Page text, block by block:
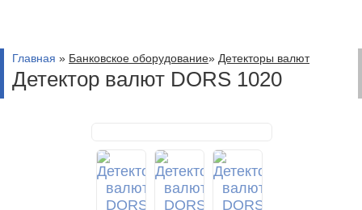
Главная » Банковское оборудование» Детекторы валют
Детектор валют DORS 1020